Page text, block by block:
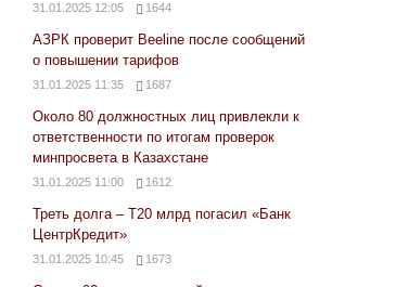
31.01.2025 12:05 1644
АЗРК проверит Beeline после сообщений
о повышении тарифов
31.01.2025 11:35 1687
Около 80 должностных лиц привлекли к
ответственности по итогам проверок
минпросвета в Казахстане
31.01.2025 11:00 1612
Треть долга – Т20 млрд погасил «Банк
ЦентрКредит»
31.01.2025 10:45 1673